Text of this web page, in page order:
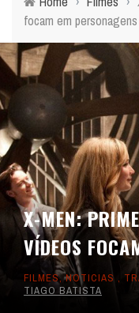
focam em personagens
X-MEN:
VÍDEOS
FILMES,NOTICIAS ,
TIAGO BATISTA